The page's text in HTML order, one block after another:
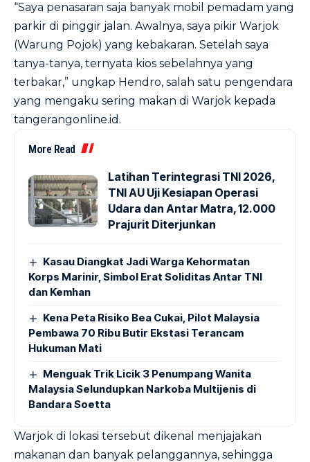
“Saya penasaran saja banyak mobil pemadam yang
parkir di pinggir jalan. Awalnya, saya pikir Warjok
(Warung Pojok) yang kebakaran. Setelah saya
tanya-tanya, ternyata kios sebelahnya yang
terbakar,” ungkap Hendro, salah satu pengendara
yang mengaku sering makan di Warjok kepada
tangerangonline.id.
More Read
Latihan Terintegrasi TNI 2026,
TNI AU Uji Kesiapan Operasi
Udara dan Antar Matra, 12.000
Prajurit Diterjunkan
Kasau Diangkat Jadi Warga Kehormatan
Korps Marinir, Simbol Erat Soliditas Antar TNI
dan Kemhan
Kena Peta Risiko Bea Cukai, Pilot Malaysia
Pembawa 70 Ribu Butir Ekstasi Terancam
Hukuman Mati
Menguak Trik Licik 3 Penumpang Wanita
Malaysia Selundupkan Narkoba Multijenis di
Bandara Soetta
Warjok di lokasi tersebut dikenal menjajakan
makanan dan banyak pelanggannya, sehingga